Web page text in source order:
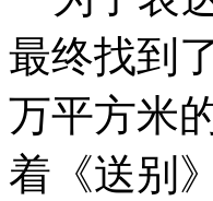
最终找到
万平方米
着《送别